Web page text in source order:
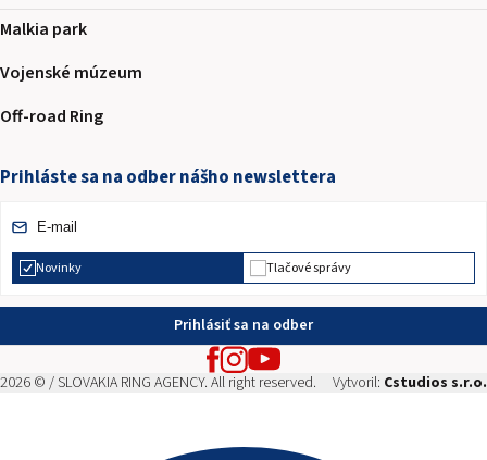
Malkia park
Vojenské múzeum
Off-road Ring
Prihláste sa na odber nášho newslettera
Novinky Tlačové správy
Prihlásiť sa na odber
2026 © / SLOVAKIA RING AGENCY. All right reserved. Vytvoril: Cstudios s.r.o.